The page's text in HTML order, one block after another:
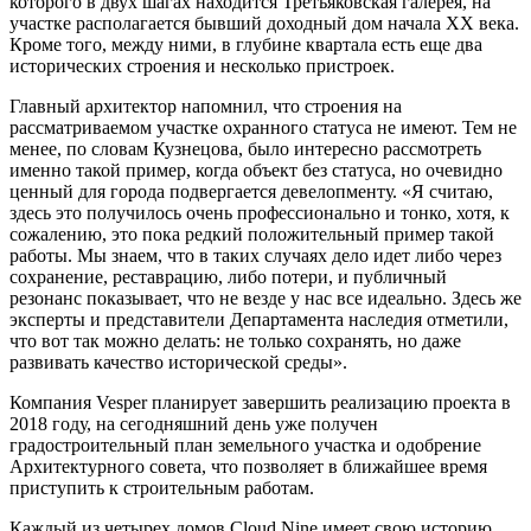
участке располагается бывший доходный дом начала XX века.
Кроме того, между ними, в глубине квартала есть еще два
исторических строения и несколько пристроек.
Главный архитектор напомнил, что строения на
рассматриваемом участке охранного статуса не имеют. Тем не
менее, по словам Кузнецова, было интересно рассмотреть
именно такой пример, когда объект без статуса, но очевидно
ценный для города подвергается девелопменту. «Я считаю,
здесь это получилось очень профессионально и тонко, хотя, к
сожалению, это пока редкий положительный пример такой
работы. Мы знаем, что в таких случаях дело идет либо через
сохранение, реставрацию, либо потери, и публичный
резонанс показывает, что не везде у нас все идеально. Здесь же
эксперты и представители Департамента наследия отметили,
что вот так можно делать: не только сохранять, но даже
развивать качество исторической среды».
Компания Vesper планирует завершить реализацию проекта в
2018 году, на сегодняшний день уже получен
градостроительный план земельного участка и одобрение
Архитектурного совета, что позволяет в ближайшее время
приступить к строительным работам.